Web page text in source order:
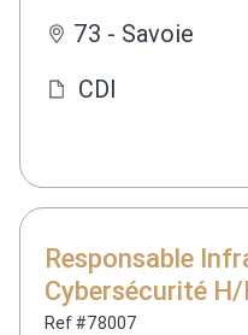
73 - Savoie
CDI
Responsable
Cybersécurité H/
Ref #78007